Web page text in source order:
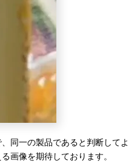
同一の製品であると判断してよ
画像を期待しております。